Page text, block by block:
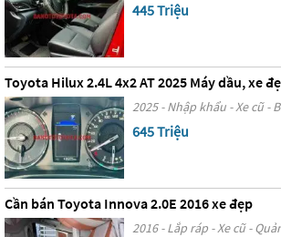
445 Triệu
Toyota Hilux 2.4L 4x2 AT 2025 Máy dầu, xe
2025 - Nhập khẩu - Xe cũ -
645 Triệu
Cần bán Toyota Innova 2.0E 2016 xe đẹp
2016 - Lắp ráp - Xe cũ -